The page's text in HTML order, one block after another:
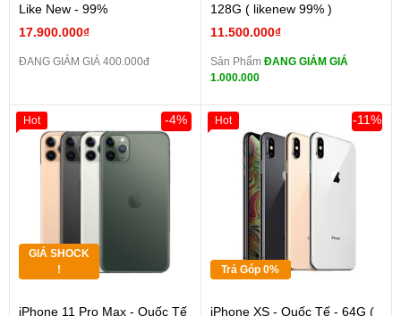
Like New - 99%
17.900.000₫
ĐANG GIẢM GIÁ 400.000đ
128G ( likenew 99% )
11.500.000₫
Sản Phẩm ĐANG GIẢM GIÁ
1.000.000
GIÁ SHOCK
!
iPhone 11 Pro Max - Quốc Tế
-4%
Hot
Trả Góp 0%
iPhone XS - Quốc Tế - 64G (
-11%
Hot